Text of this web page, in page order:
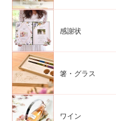
感謝状
箸・グラス
ワイン